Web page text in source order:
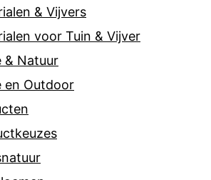
& Vijvers
voor Tuin & Vijver
& Natuur
en Outdoor